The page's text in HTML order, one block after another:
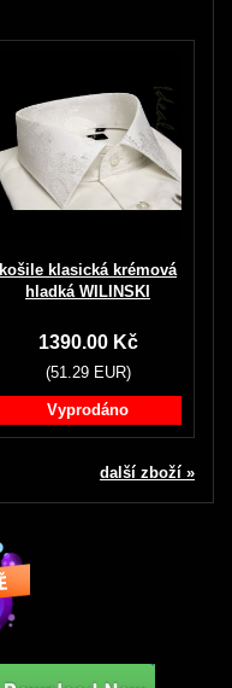
košile klasická krémová
hladká WILINSKI
1390.00 Kč
(51.29 EUR)
Vyprodáno
další zboží »